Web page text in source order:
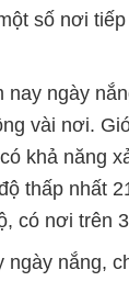
số nơi
nay ngày
vài nơi.
khả năng
thấp nhất
có nơi trên
ngày nắng,